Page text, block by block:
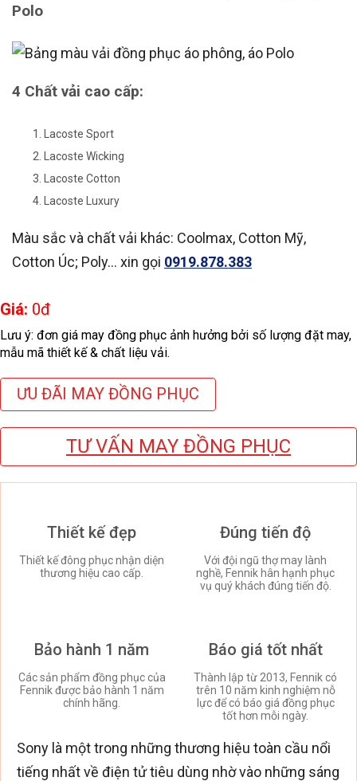
Polo
4 Chất vải cao cấp:
Lacoste Sport
Lacoste Wicking
Lacoste Cotton
Lacoste Luxury
Màu sắc và chất vải khác: Coolmax, Cotton Mỹ,
Cotton Úc; Poly… xin gọi 0919.878.383
Giá: 0đ
Lưu ý: đơn giá may đồng phục ảnh hưởng bởi số lượng đặt may,
mẫu mã thiết kế & chất liệu vải.
ƯU ĐÃI MAY ĐỒNG PHỤC
TƯ VẤN MAY ĐỒNG PHỤC
Thiết kế đẹp
Thiết kế đông phục nhận diện
thương hiệu cao cấp.
Đúng tiến độ
Với đội ngũ thợ may lành
nghề, Fennik hân hạnh phục
vụ quý khách đúng tiến độ.
Bảo hành 1 năm
Các sản phẩm đồng phục của
Fennik được bảo hành 1 năm
chính hãng.
Báo giá tốt nhất
Thành lập từ 2013, Fennik có
trên 10 năm kinh nghiệm nỗ
lực để có báo giá đồng phục
tốt hơn mỗi ngày.
Sony là một trong những thương hiệu toàn cầu nổi
tiếng nhất về điện tử tiêu dùng nhờ vào những sáng